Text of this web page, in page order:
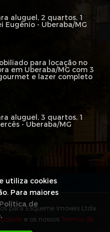
aluguel, 2 quartos, 1
Eugênio - Uberaba/MG
para locação no
em Uberaba/MG com 3
e lazer completo
aluguel, 3 quartos, 1
- Uberaba/MG
para Esqueme Imoveis Ltda .
e os nossos Termos de
utiliza cookies
Para maiores
de
.